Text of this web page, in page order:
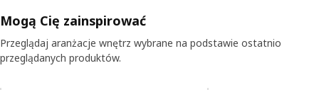
Mogą Cię zainspirować
Przeglądaj aranżacje wnętrz wybrane na podstawie ostatnio
przeglądanych produktów.